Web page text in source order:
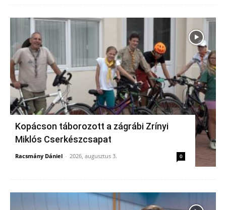
Kopácson táborozott a zágrábi Zrínyi
Miklós Cserkészcsapat
Racsmány Dániel - 2026, augusztus 3. 0